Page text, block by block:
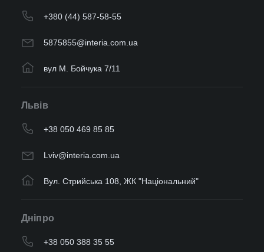
+380 (44) 587-58-55
5875855@interia.com.ua
вул М. Бойчука 7/11
Львів
+38 050 469 85 85
Lviv@interia.com.ua
Вул. Стрийська 108, ЖК "Національний"
Дніпро
+38 050 388 35 55